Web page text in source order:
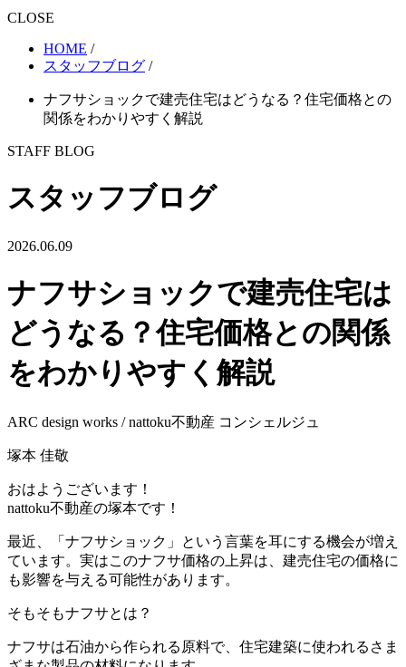
CLOSE
HOME /
スタッフブログ /
ナフサショックで建売住宅はどうなる？住宅価格との
関係をわかりやすく解説
STAFF BLOG
スタッフブログ
2026.06.09
ナフサショックで建売住宅は
どうなる？住宅価格との関係
をわかりやすく解説
ARC design works / nattoku不動産 コンシェルジュ
塚本 佳敬
おはようございます！
nattoku不動産の塚本です！
最近、「ナフサショック」という言葉を耳にする機会が増え
ています。実はこのナフサ価格の上昇は、建売住宅の価格に
も影響を与える可能性があります。
そもそもナフサとは？
ナフサは石油から作られる原料で、住宅建築に使われるさま